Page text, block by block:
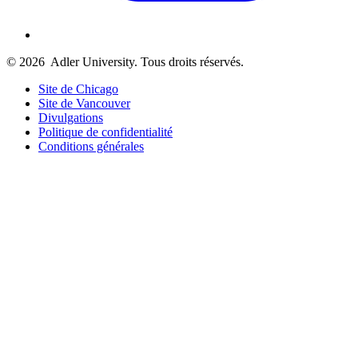
© 2026 Adler University. Tous droits réservés.
Site de Chicago
Site de Vancouver
Divulgations
Politique de confidentialité
Conditions générales